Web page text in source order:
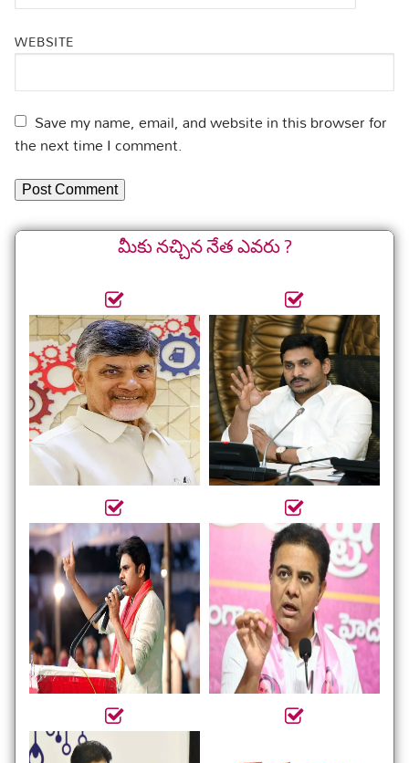
WEBSITE
Save my name, email, and website in this browser for
the next time I comment.
మీకు నచ్చిన నేత ఎవరు ?